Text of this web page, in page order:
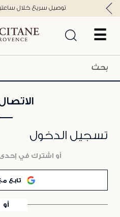
☰
*توصيل سريع خلال
تسجيل الدخول
أو اشترك في
تابع
أو